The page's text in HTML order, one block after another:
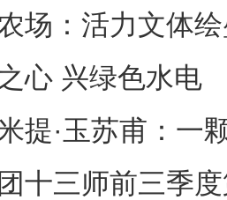
场：活力文体
心 兴绿色水电
提·玉苏甫：一
十三师前三季